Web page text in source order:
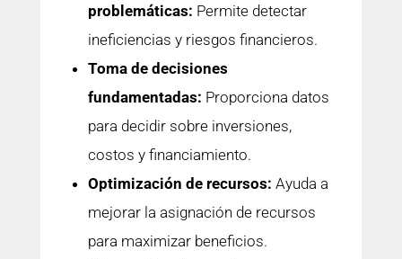
problemáticas: Permite detectar
ineficiencias y riesgos financieros.
Toma de decisiones
fundamentadas: Proporciona datos
para decidir sobre inversiones,
costos y financiamiento.
Optimización de recursos: Ayuda a
mejorar la asignación de recursos
para maximizar beneficios.